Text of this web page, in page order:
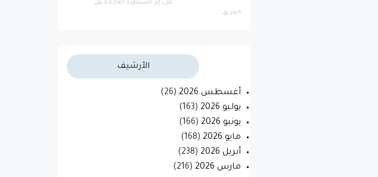
​على إثر السيطرة الناجحة على
الحريق...
الأرشيف
أغسطس 2026
(26)
يوليو 2026
(163)
يونيو 2026
(166)
مايو 2026
(168)
أبريل 2026
(238)
مارس 2026
(216)